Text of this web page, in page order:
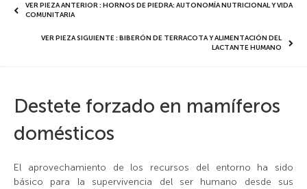
VER PIEZA ANTERIOR : HORNOS DE PIEDRA: AUTONOMÍA NUTRICIONAL Y VIDA
COMUNITARIA
VER PIEZA SIGUIENTE : BIBERÓN DE TERRACOTA Y ALIMENTACIÓN DEL
LACTANTE HUMANO
Destete forzado en mamíferos
domésticos
El aprovechamiento de los recursos del entorno ha sido
básico para la supervivencia del ser humano desde sus